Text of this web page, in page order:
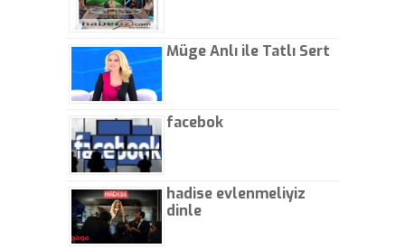
Müge Anlı ile Tatlı Sert
facebok
hadise evlenmeliyiz
dinle